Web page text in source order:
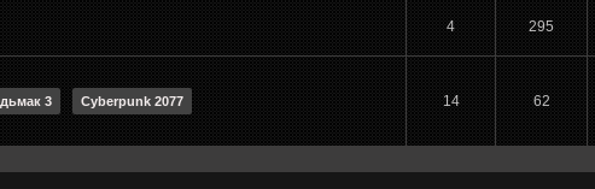
4 295
3 Cyberpunk 2077 14 62